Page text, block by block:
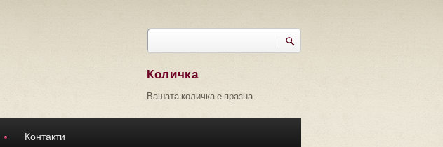
Търси
Количка
Вашата количка е празна
Контакти